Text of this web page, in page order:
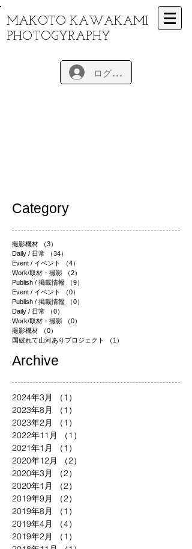
MAKOTO KAWAKAMI
PHOTOGYRAPHY
ログイン
Category
撮影機材 （3）
Daily / 日常
（34）
Event / イベント
（4）
Work/取材・撮影
（2）
Publish / 掲載情報
（9）
Event / イベント
（0）
Publish / 掲載情報
（0）
Daily / 日常
（0）
Work/取材・撮影
（0）
撮影機材
（0）
国破れて山河ありプロジェクト
（1）
​Archive
2024年3月 （1）
2023年8月
（1）
2023年2月
（1）
2022年11月
（1）
2021年1月
（1）
2020年12月
（2）
2020年3月
（2）
2020年1月
（2）
2019年9月
（2）
2019年8月
（1）
2019年4月
（4）
2019年2月
（1）